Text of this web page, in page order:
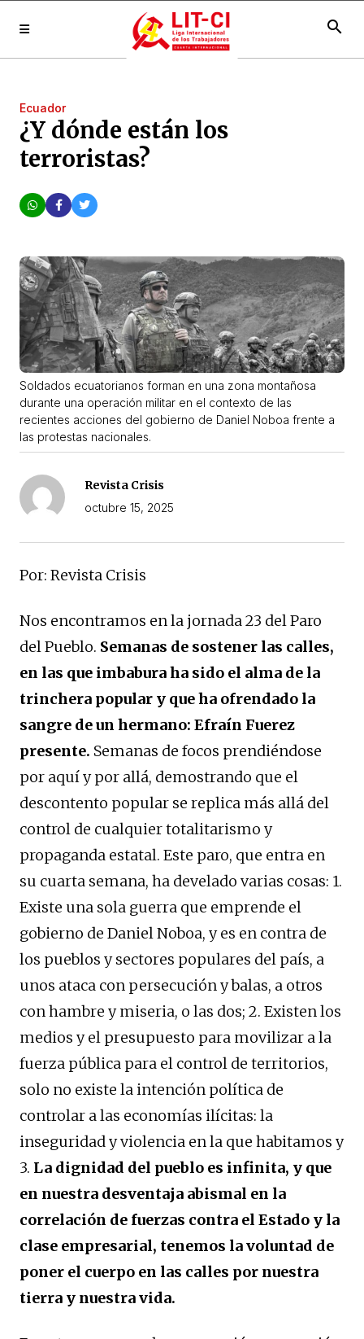
search
Ecuador
¿Y dónde están los
terroristas?
Soldados ecuatorianos forman en una zona montañosa
durante una operación militar en el contexto de las
recientes acciones del gobierno de Daniel Noboa frente a
las protestas nacionales.
Revista Crisis
octubre 15, 2025
Por: Revista Crisis
Nos encontramos en la jornada 23 del Paro
del Pueblo. Semanas de sostener las calles,
en las que imbabura ha sido el alma de la
trinchera popular y que ha ofrendado la
sangre de un hermano: Efraín Fuerez
presente. Semanas de focos prendiéndose
por aquí y por allá, demostrando que el
descontento popular se replica más allá del
control de cualquier totalitarismo y
propaganda estatal. Este paro, que entra en
su cuarta semana, ha develado varias cosas: 1.
Existe una sola guerra que emprende el
gobierno de Daniel Noboa, y es en contra de
los pueblos y sectores populares del país, a
unos ataca con persecución y balas, a otros
con hambre y miseria, o las dos; 2. Existen los
medios y el presupuesto para movilizar a la
fuerza pública para el control de territorios,
solo no existe la intención política de
controlar a las economías ilícitas: la
inseguridad y violencia en la que habitamos y
3. La dignidad del pueblo es infinita, y que
en nuestra desventaja abismal en la
correlación de fuerzas contra el Estado y la
clase empresarial, tenemos la voluntad de
poner el cuerpo en las calles por nuestra
tierra y nuestra vida.